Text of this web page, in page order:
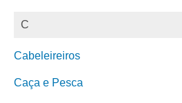
C
Cabeleireiros
Caça e Pesca